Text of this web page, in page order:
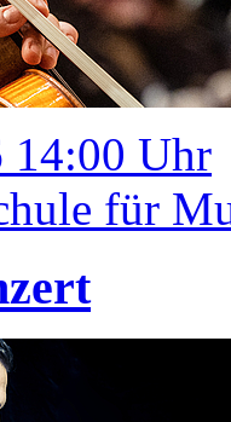
14:00 Uhr
für